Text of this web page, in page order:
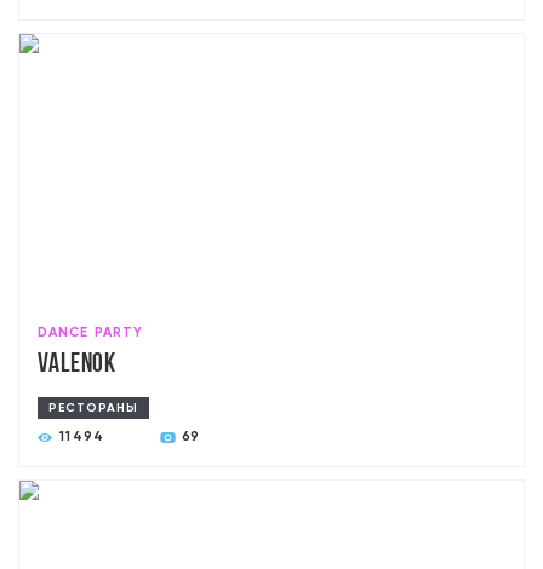
DANCE PARTY
Valenok
РЕСТОРАНЫ
11494 69